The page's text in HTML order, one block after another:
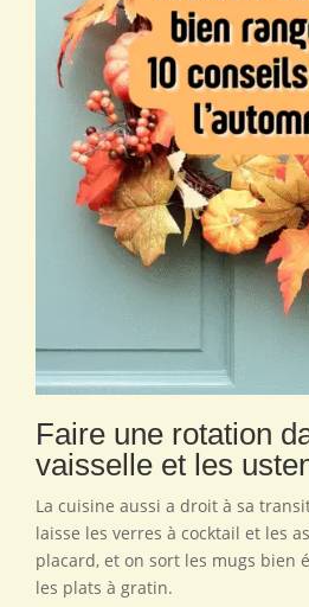
Faire une rotation
vaisselle et les
La cuisine aussi a droit à sa
laisse les verres à cocktail et les
placard, et on sort les mugs bien
les plats à gratin.